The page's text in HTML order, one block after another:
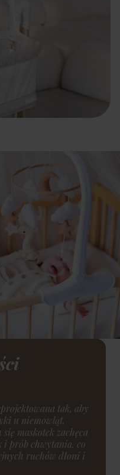
tak, aby
u niemowląt.
maskotek zachęca
i prób chwytania, co
ruchów dłoni i